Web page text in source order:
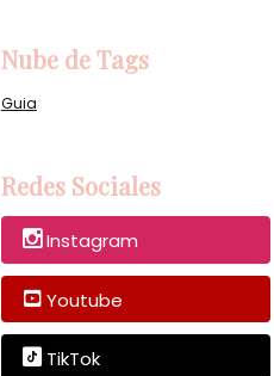
Nube de Tags
Guia
Redes Sociales
Instagram
Youtube
TikTok